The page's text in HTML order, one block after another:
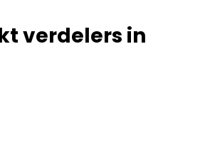
verdelers in